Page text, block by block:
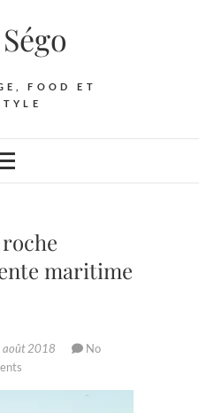
FOOD ET
maritime
août 2018
No